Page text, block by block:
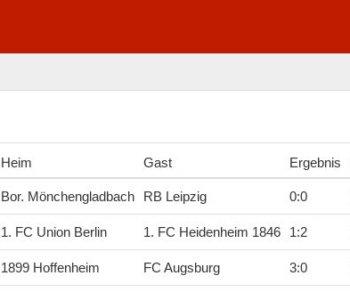
Heim Gast Ergebnis
Bor. Mönchengladbach RB Leipzig 0:0
1. FC Union Berlin 1. FC Heidenheim 1846 1:2
1899 Hoffenheim FC Augsburg 3:0